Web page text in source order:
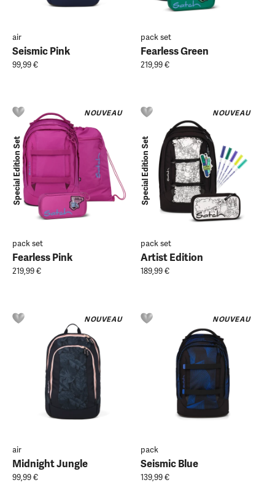
air
Seismic Pink
99,99 €
pack set
Fearless Green
219,99 €
NOUVEAU
Special Edition Set
pack set
Fearless Pink
219,99 €
NOUVEAU
Special Edition Set
pack set
Artist Edition
189,99 €
NOUVEAU
air
Midnight Jungle
99,99 €
NOUVEAU
pack
Seismic Blue
139,99 €